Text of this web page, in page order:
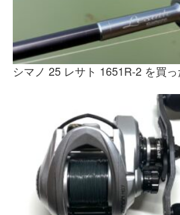
シマノ 25 レサト 1651R-2 を買っ